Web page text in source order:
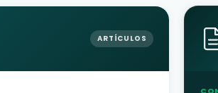
ARTÍCULOS